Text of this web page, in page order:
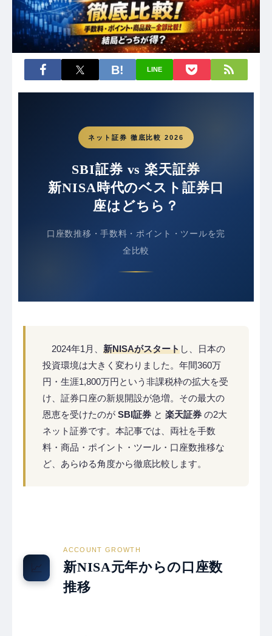
LINE
ネット証券 徹底比較 2026
SBI証券 vs 楽天証券
新NISA時代のベスト証券口
座はどちら？
口座数推移・手数料・ポイント・ツールを完
全比較
2024年1月、 新NISAがスタートし、日本の
投資環境は大きく変わりました。年間360万
円・生涯1,800万円という非課税枠の拡大を受
け、証券口座の新規開設が急増。その最大の
恩恵を受けたのが SBI証券 と 楽天証券 の2大
ネット証券です。本記事では、両社を手数
料・商品・ポイント・ツール・口座数推移な
ど、あらゆる角度から徹底比較します。
📈
ACCOUNT GROWTH
新NISA元年からの口座数
推移